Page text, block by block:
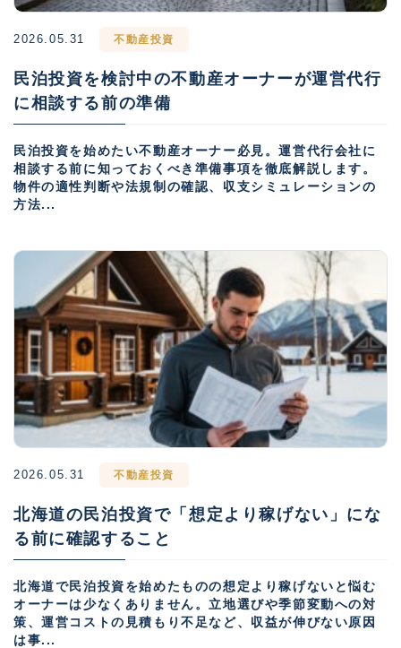
2026.05.31 不動産投資
民泊投資を検討中の不動産オーナーが運営代行
に相談する前の準備
民泊投資を始めたい不動産オーナー必見。運営代行会社に
相談する前に知っておくべき準備事項を徹底解説します。
物件の適性判断や法規制の確認、収支シミュレーションの
方法...
2026.05.31 不動産投資
北海道の民泊投資で「想定より稼げない」にな
る前に確認すること
北海道で民泊投資を始めたものの想定より稼げないと悩む
オーナーは少なくありません。立地選びや季節変動への対
策、運営コストの見積もり不足など、収益が伸びない原因
は事...